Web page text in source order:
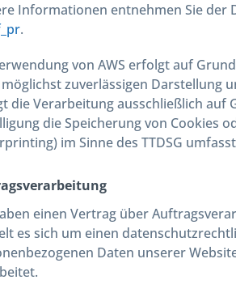
Informationen entnehmen Sie der
.
von AWS erfolgt auf
zuverlässigen Darstellung
die Verarbeitung ausschließlich auf
die Speicherung von Cookies
im Sinne des TTDSG
einen Vertrag über
es sich um einen
Daten unserer